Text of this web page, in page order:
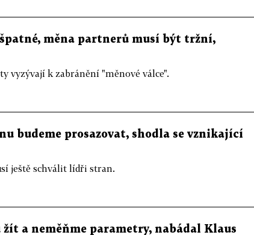
měna partnerů musí být tržní,
vyzývají k zabránění "měnové válce".
budeme prosazovat, shodla se vznikající
ještě schválit lídři stran.
a neměňme parametry, nabádal Klaus